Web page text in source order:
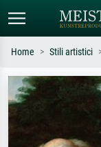
Ricerca
Cerca per artista,
Monet, Notte
Impressionismo, onda
nudo.
Home Stili artistici